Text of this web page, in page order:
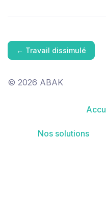
← Travail dissimulé
© 2026 ABAK
Nos solutions